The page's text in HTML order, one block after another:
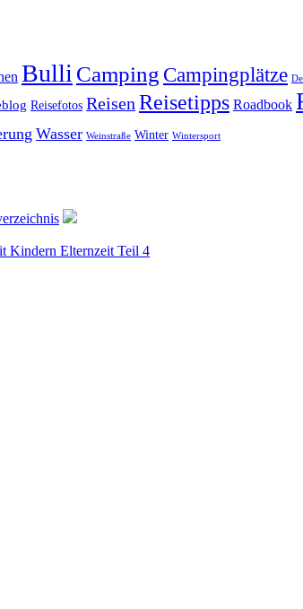
BulliCamping Campingplätze
Reisefotos ReisenReisetipps Roadbook
Wasser Weinstraße Winter Wintersport
Kindern Elternzeit Teil 4